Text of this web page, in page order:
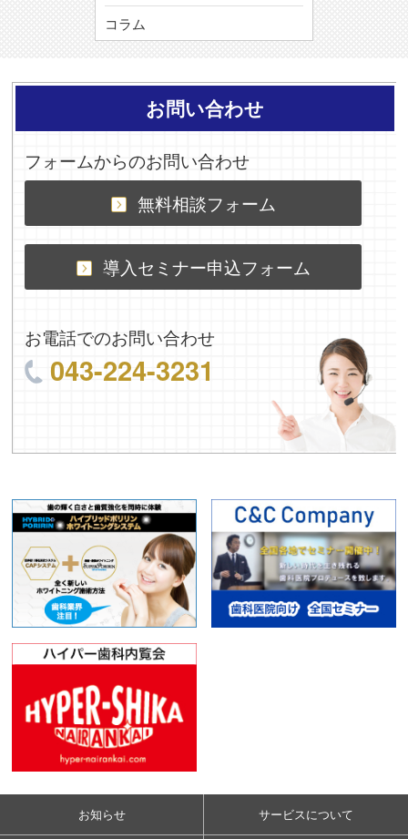
コラム
お問い合わせ
フォームからのお問い合わせ
無料相談フォーム
導入セミナー申込フォーム
お電話でのお問い合わせ
043-224-3231
お知らせ サービスについて